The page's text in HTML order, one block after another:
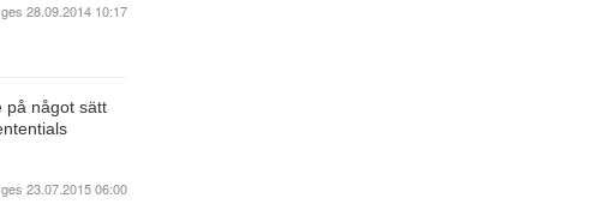
28.09.2014 10:17
på något sätt
23.07.2015 06:00